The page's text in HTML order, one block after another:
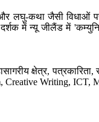
और लघु-कथा जैसी
में न्यू जीलैंड में
क्षेत्र,
Creative Writing, ICT,